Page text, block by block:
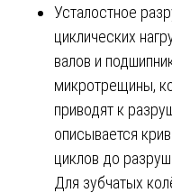
Усталостное
циклических
валов и
микротрещины,
приводят к
описывается
циклов до
Для зубчатых